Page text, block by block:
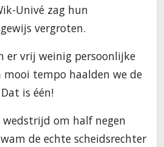
Univé zag hun
vergroten.
er vrij weinig persoonlijke
tempo haalden we de
is één!
om half negen
de echte scheidsrechter